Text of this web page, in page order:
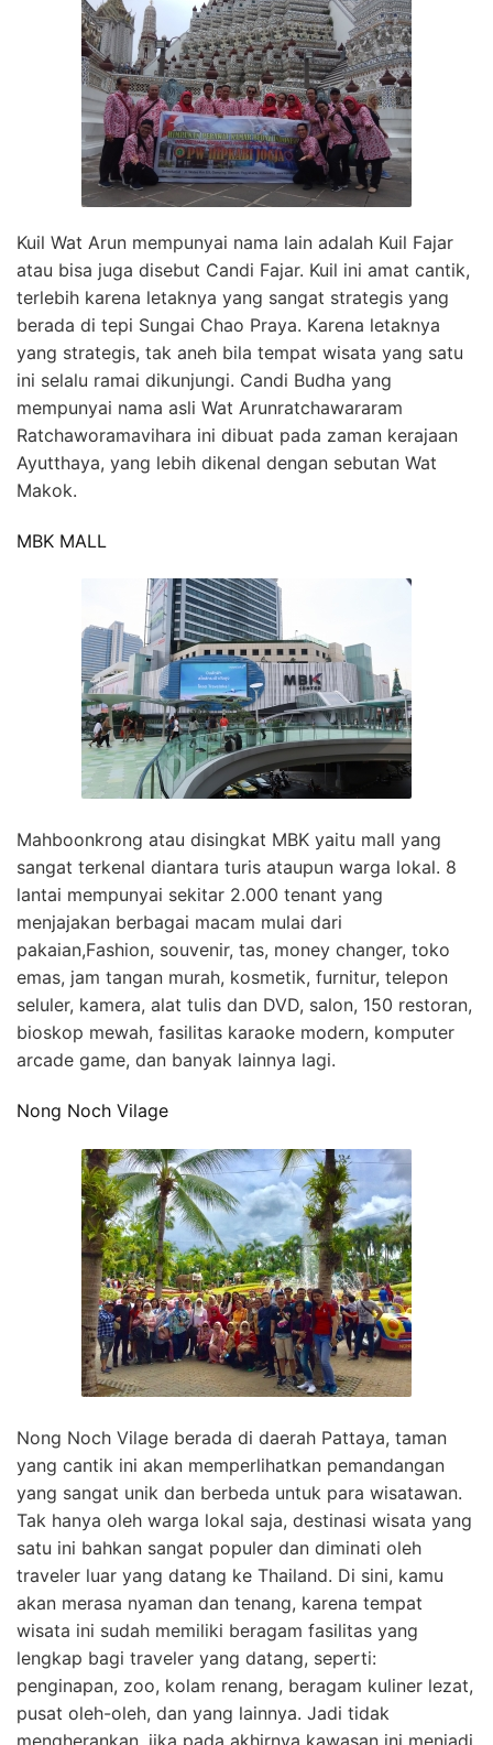
Kuil Wat Arun mempunyai nama lain adalah Kuil Fajar
atau bisa juga disebut Candi Fajar. Kuil ini amat cantik,
terlebih karena letaknya yang sangat strategis yang
berada di tepi Sungai Chao Praya. Karena letaknya
yang strategis, tak aneh bila tempat wisata yang satu
ini selalu ramai dikunjungi. Candi Budha yang
mempunyai nama asli Wat Arunratchawararam
Ratchaworamavihara ini dibuat pada zaman kerajaan
Ayutthaya, yang lebih dikenal dengan sebutan Wat
Makok.
MBK MALL
Mahboonkrong atau disingkat MBK yaitu mall yang
sangat terkenal diantara turis ataupun warga lokal. 8
lantai mempunyai sekitar 2.000 tenant yang
menjajakan berbagai macam mulai dari
pakaian,Fashion, souvenir, tas, money changer, toko
emas, jam tangan murah, kosmetik, furnitur, telepon
seluler, kamera, alat tulis dan DVD, salon, 150 restoran,
bioskop mewah, fasilitas karaoke modern, komputer
arcade game, dan banyak lainnya lagi.
Nong Noch Vilage
Nong Noch Vilage berada di daerah Pattaya, taman
yang cantik ini akan memperlihatkan pemandangan
yang sangat unik dan berbeda untuk para wisatawan.
Tak hanya oleh warga lokal saja, destinasi wisata yang
satu ini bahkan sangat populer dan diminati oleh
traveler luar yang datang ke Thailand. Di sini, kamu
akan merasa nyaman dan tenang, karena tempat
wisata ini sudah memiliki beragam fasilitas yang
lengkap bagi traveler yang datang, seperti:
penginapan, zoo, kolam renang, beragam kuliner lezat,
pusat oleh-oleh, dan yang lainnya. Jadi tidak
mengherankan, jika pada akhirnya kawasan ini menjadi